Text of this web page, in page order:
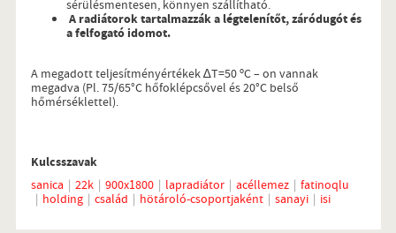
sérülésmentesen, könnyen szállítható.
A radiátorok tartalmazzák a légtelenítőt, záródugót és
a felfogató idomot.
A megadott teljesítményértékek ∆T=50 ºC – on vannak
megadva (Pl. 75/65°C hőfoklépcsővel és 20°C belső
hőmérséklettel).
Kulcsszavak
sanica
22k 900x1800 lapradiátor acéllemez fatinoqlu
holding család hötároló-csoportjaként sanayi isi